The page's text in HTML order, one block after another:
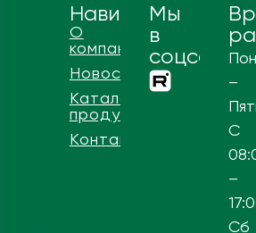
Навигация
О
компании
Новости
Каталог
продукции
Контакты
Мы
в
соцсетях
–
С
–
Сб